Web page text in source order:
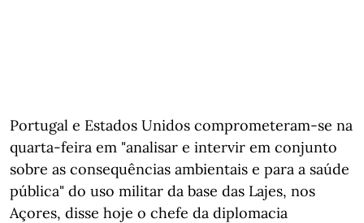
Portugal e Estados Unidos comprometeram-se na
quarta-feira em "analisar e intervir em conjunto
sobre as consequências ambientais e para a saúde
pública" do uso militar da base das Lajes, nos
Açores, disse hoje o chefe da diplomacia